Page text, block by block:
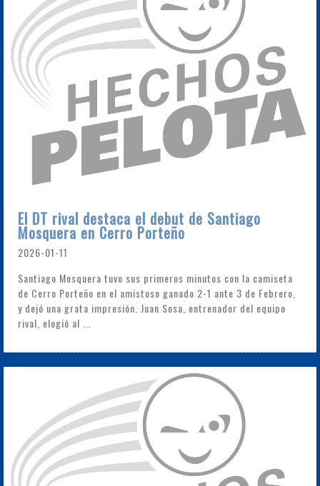
El DT rival destaca el debut de Santiago
Mosquera en Cerro Porteño
2026-01-11
Santiago Mosquera tuvo sus primeros minutos con la camiseta
de Cerro Porteño en el amistoso ganado 2-1 ante 3 de Febrero,
y dejó una grata impresión. Juan Sosa, entrenador del equipo
rival, elogió al ...